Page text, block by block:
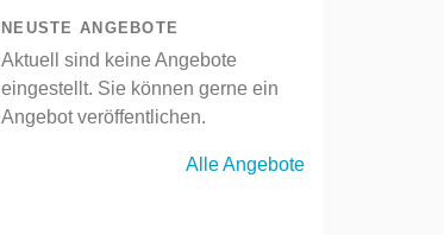
NEUSTE ANGEBOTE
Aktuell sind keine Angebote
eingestellt. Sie können gerne ein
Angebot veröffentlichen.
Alle Angebote